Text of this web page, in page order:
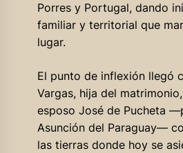
Porres y Portugal, dando
familiar y territorial que
lugar.
El punto de inflexión llegó
Vargas, hija del
esposo José de Pucheta
Asunción del Paraguay—
las tierras donde hoy se